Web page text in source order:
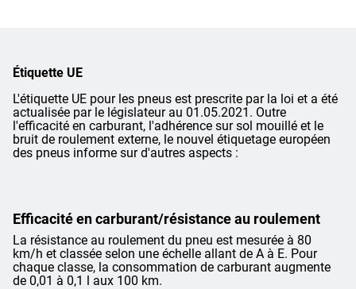
Étiquette UE
L'étiquette UE pour les pneus est prescrite par la loi et a été
actualisée par le législateur au 01.05.2021. Outre
l'efficacité en carburant, l'adhérence sur sol mouillé et le
bruit de roulement externe, le nouvel étiquetage européen
des pneus informe sur d'autres aspects :
Efficacité en carburant/résistance au roulement
La résistance au roulement du pneu est mesurée à 80
km/h et classée selon une échelle allant de A à E. Pour
chaque classe, la consommation de carburant augmente
de 0,01 à 0,1 l aux 100 km.